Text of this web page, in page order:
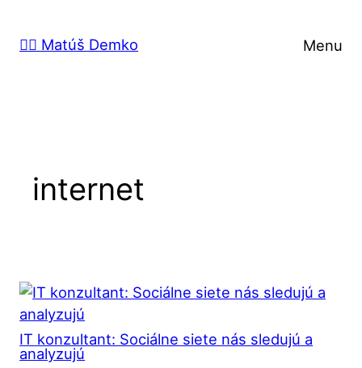
na🙋‍♂️ Matúš Demko Menu
internet
IT konzultant: Sociálne siete nás sledujú a
analyzujú